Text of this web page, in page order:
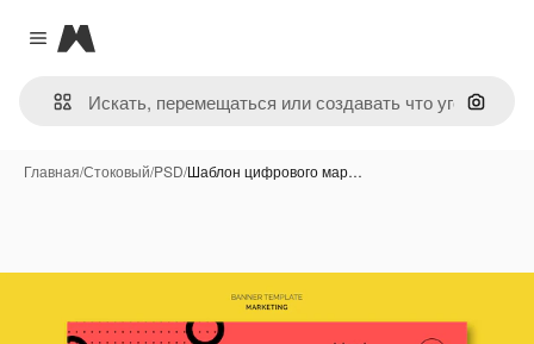
Close menu
Magnific
Поиск
Главная/Стоковый/PSD/Шаблон цифрового мар…